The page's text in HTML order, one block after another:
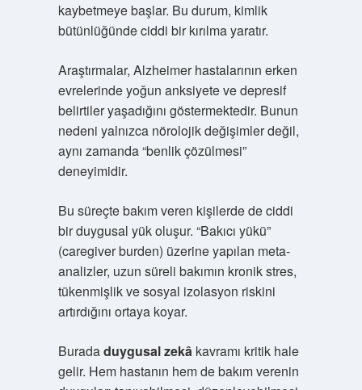
kaybetmeye başlar. Bu durum, kimlik
bütünlüğünde ciddi bir kırılma yaratır.
Araştırmalar, Alzheimer hastalarının erken
evrelerinde yoğun anksiyete ve depresif
belirtiler yaşadığını göstermektedir. Bunun
nedeni yalnızca nörolojik değişimler değil,
aynı zamanda “benlik çözülmesi”
deneyimidir.
Bu süreçte bakım veren kişilerde de ciddi
bir duygusal yük oluşur. “Bakıcı yükü”
(caregiver burden) üzerine yapılan meta-
analizler, uzun süreli bakımın kronik stres,
tükenmişlik ve sosyal izolasyon riskini
artırdığını ortaya koyar.
Buradaduygusal zekâkavramı kritik hale
gelir. Hem hastanın hem de bakım verenin